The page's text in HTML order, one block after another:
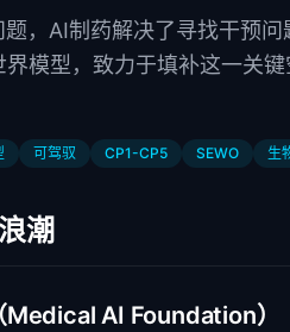
，AI制药解决了寻找干预
模型，致力于填补这一关键
可驾驭 CP1-CP5 SEWO 生
潮
AI Foundation）